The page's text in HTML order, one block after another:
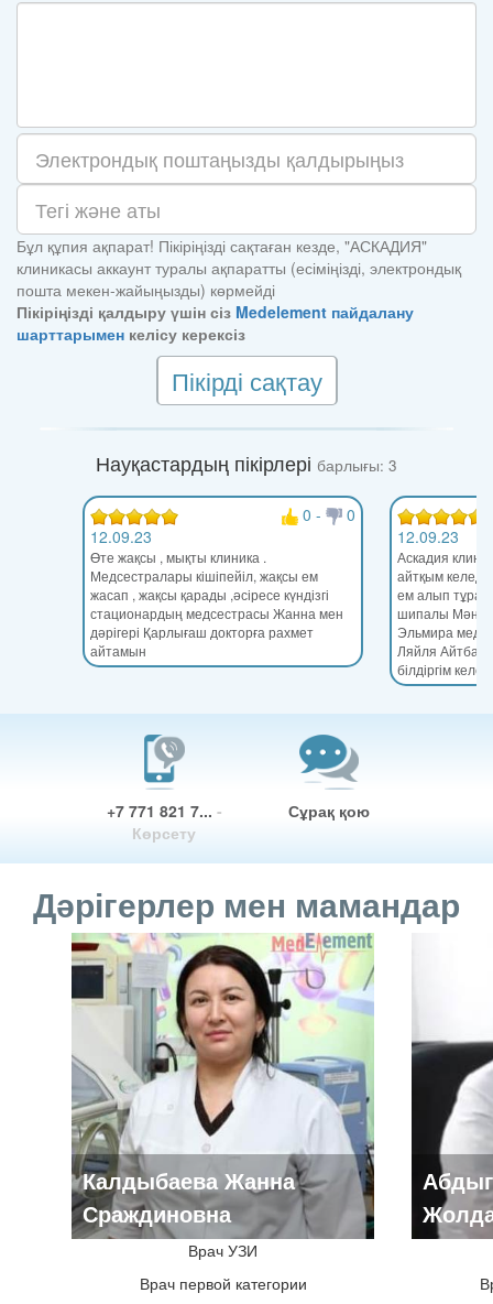
Бұл құпия ақпарат! Пікіріңізді сақтаған кезде, "АСКАДИЯ"
клиникасы аккаунт туралы ақпаратты (есіміңізді, электрондық
пошта мекен-жайыңызды) көрмейді
Пікіріңізді қалдыру үшін сіз Medelement пайдалану
шарттарымен келісу керексіз
Пікірді сақтау
Науқастардың пікірлері барлығы: 3
0 -
0
12.09.23
Өте жақсы , мықты клиника .
Медсестралары кішіпейіл, жақсы ем
жасап , жақсы қарады ,әсіресе күндізгі
стационардың медсестрасы Жанна мен
дәрігері Қарлығаш докторға рахмет
айтамын
12.09.23
Аскадия
айтқым
ем алып
шипалы
Эльмира
Ляйля
білдіргім келеді
+7 771 821 7... -
Көрсету
Сұрақ қою
Дәрігерлер мен мамандар
Калдыбаева Жанна
Сраждиновна
Врач УЗИ
Врач первой категории